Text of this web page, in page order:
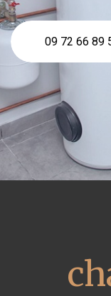
09 72 66 89